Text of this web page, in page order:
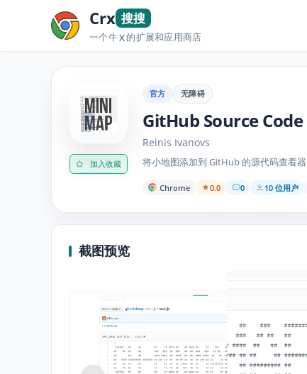
Crx 搜搜
一个牛X的扩展和应用商店
加入收藏
官方 无障碍
GitHub Source
Reinis Ivanovs
将小地图添加到 GitHub 的源代码查看器
Chrome 0.0 0 10 位用户
截图预览